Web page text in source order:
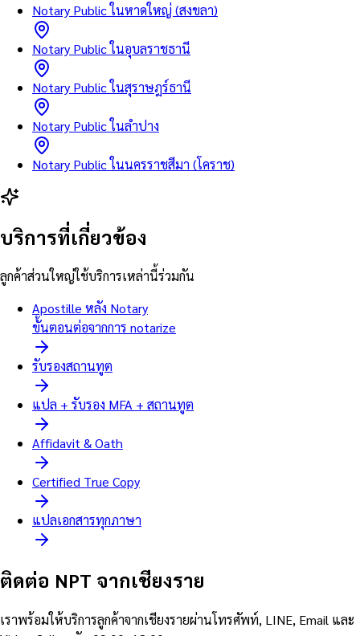
Notary Public ในหาดใหญ่ (สงขลา)
Notary Public ในอุบลราชธานี
Notary Public ในสุราษฎร์ธานี
Notary Public ในลำปาง
Notary Public ในนครราชสีมา (โคราช)
บริการที่เกี่ยวข้อง
ลูกค้าส่วนใหญ่ใช้บริการเหล่านี้ร่วมกัน
Apostille หลัง Notary
ขั้นตอนต่อจากการ notarize
รับรองสถานทูต
แปล + รับรอง MFA + สถานทูต
Affidavit & Oath
Certified True Copy
แปลเอกสารทุกภาษา
ติดต่อ NPT จากเชียงราย
เราพร้อมให้บริการลูกค้าจากเชียงรายผ่านโทรศัพท์, LINE, Email และ